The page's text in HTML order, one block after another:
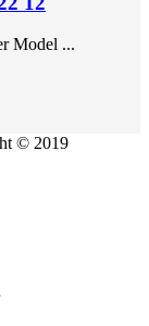
Model ...
© 2019